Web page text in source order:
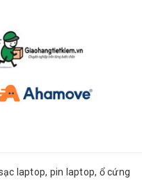
laptop, pin laptop, ổ cứng